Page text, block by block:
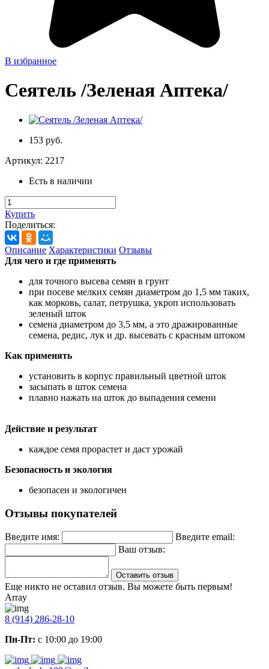
В избранное
Сеятель /Зеленая Аптека/
153 руб.
Артикул: 2217
Есть в наличии
Купить
Поделиться:
Описание Характеристики Отзывы
Для чего и где применять
для точного высева семян в грунт
при посеве мелких семян диаметром до 1,5 мм таких,
как морковь, салат, петрушка, укроп использовать
зеленый шток
семена диаметром до 3,5 мм, а это дражированные
семена, редис, лук и др. высевать с красным штоком
Как применять
установить в корпус правильный цветной шток
засыпать в шток семена
плавно нажать на шток до выпадения семени
Действие и результат
каждое семя прорастет и даст урожай
Безопасность и экология
безопасен и экологичен
Отзывы покупателей
Введите имя:
Введите email:
Ваш отзыв:
Оставить отзыв
Еще никто не оставил отзыв. Вы можете быть первым!
Array
8 (914) 286-28-10
Пн-Пт: с 10:00 до 19:00